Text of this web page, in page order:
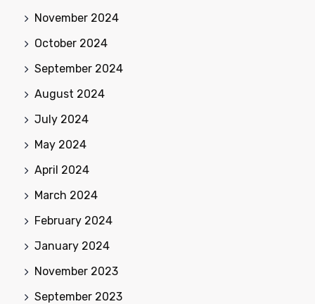
November 2024
October 2024
September 2024
August 2024
July 2024
May 2024
April 2024
March 2024
February 2024
January 2024
November 2023
September 2023